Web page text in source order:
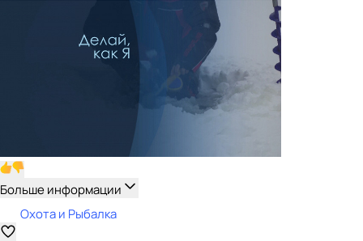
Больше информации
Охота и Рыбалка